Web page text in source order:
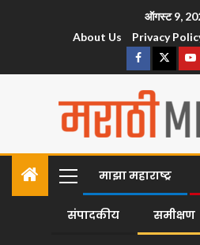
ऑगस्ट 9,
About Us
Privacy
माझा महाराष्ट्र
संपादकीय समीक्षण